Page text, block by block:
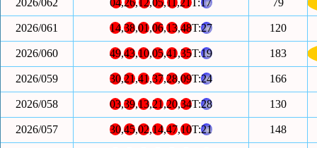
2026/062 04,26,12,05,11,21T:17 79
2026/061 14,38,01,06,13,48T:27 120
2026/060 49,43,10,05,41,35T:19 183
2026/059 30,21,41,37,28,09T:24 166
2026/058 03,39,13,21,20,34T:28 130
2026/057 30,45,02,14,47,10T:21 148